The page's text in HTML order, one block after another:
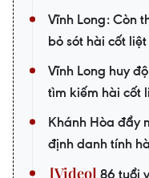
Vĩnh Long: Còn
bỏ sót hài cốt liệt
Vĩnh Long huy
tìm kiếm hài cốt
Khánh Hòa đẩy
định danh tính
86 tuổi